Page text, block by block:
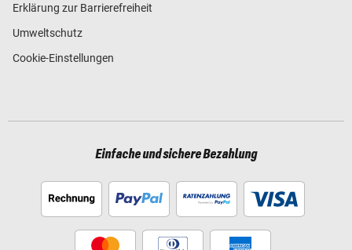
Erklärung zur Barrierefreiheit
Umweltschutz
Cookie-Einstellungen
Einfache und sichere Bezahlung